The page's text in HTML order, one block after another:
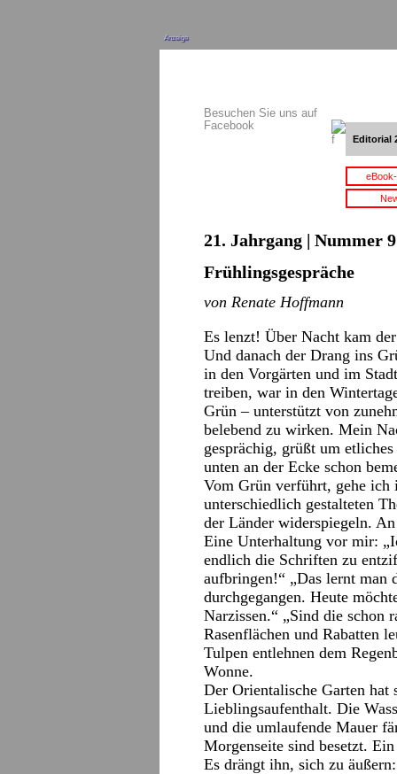
Anzeige
Besuchen Sie uns auf
Facebook
Editorial
21. Jahrgang | Nummer
Frühlingsgespräche
von Renate Hoffmann
Es lenzt! Über Nacht kam
Und danach der Drang ins
in den Vorgärten und im
treiben, war in den
Grün – unterstützt von
belebend zu wirken. Mein
gesprächig, grüßt um
unten an der Ecke schon
Vom Grün verführt, gehe
unterschiedlich gestalteten
der Länder widerspiegeln.
Eine Unterhaltung vor mir:
endlich die Schriften zu
aufbringen!“ „Das lernt
durchgegangen. Heute
Narzissen.“ „Sind die schon
Rasenflächen und Rabatten
Tulpen entlehnen dem
Wonne.
Der Orientalische Garten
Lieblingsaufenthalt. Die
und die umlaufende Mauer
Morgenseite sind besetzt.
Es drängt ihn, sich zu